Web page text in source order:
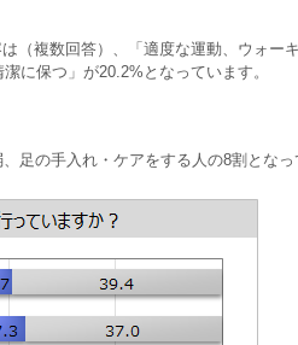
（複数回答）、「適度な運動、ウォー
に保つ」が20.2%となっています。
足の手入れ・ケアをする人の8割となっ